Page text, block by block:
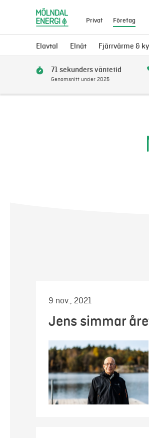
Privat Företag
Elavtal Elnät Fjärrvärme &
71 sekunders väntetid
Genomsnitt under 2025
9 nov., 2021
Jens simmar